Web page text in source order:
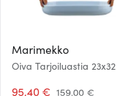
Marimekko
Oiva Tarjoiluastia
95.40 € 159.00 €